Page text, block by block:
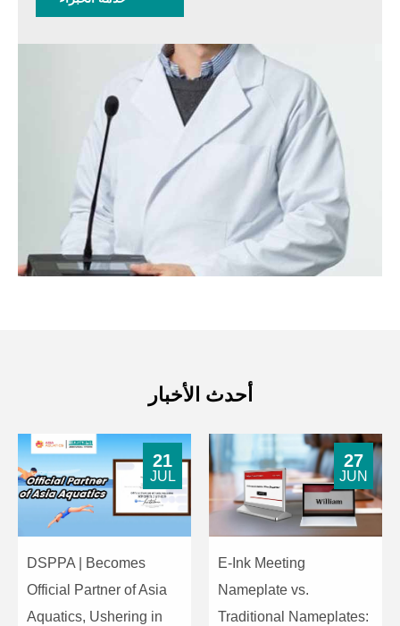
أحدث الأخبار
DSPPA | Becomes
Official Partner of Asia
Aquatics, Ushering in
21
JUL
E-Ink Meeting
Nameplate vs.
Traditional Nameplates:
27
JUN